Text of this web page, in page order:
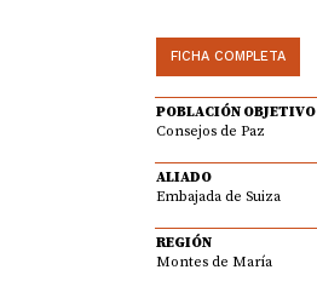
FICHA COMPLETA
POBLACIÓN OBJETIVO
Consejos de Paz
ALIADO
Embajada de Suiza
REGIÓN
Montes de María